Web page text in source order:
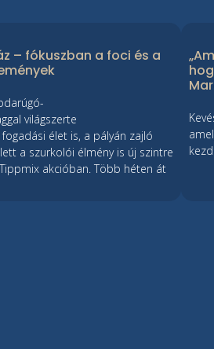
– fókuszban a foci és a
világszerte
élet is, a pályán zajló
a szurkolói élmény is új szintre
akcióban. Több héten át